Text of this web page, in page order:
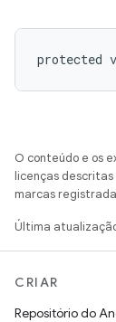
protected
O conteúdo e os
licenças descritas
marcas
Última
CRIAR
Repositório do